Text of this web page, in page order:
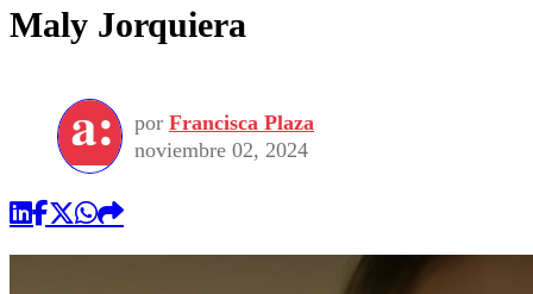
Maly Jorquiera
por Francisca Plaza
noviembre 02, 2024